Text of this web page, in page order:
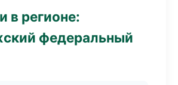
в регионе:
федеральный